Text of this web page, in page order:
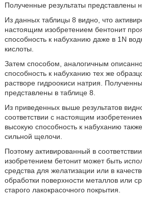
Полученные результаты представлены
Из данных таблицы 8 видно, что
настоящим изобретением бентонит
способность к набуханию даже в 1N
кислоты.
Затем способом, аналогичным
способность к набуханию тех же
растворе гидроокиси натрия.
представлены в таблице 8.
Из приведенных выше результатов
соответствии с настоящим
высокую способность к набуханию
сильной щелочи.
Поэтому активированный в
изобретением бетонит может быть
средства для желатизации или в
обработки поверхности металлов или
старого лакокрасочного покрытия.